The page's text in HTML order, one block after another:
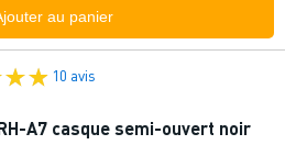
au panier
10 avis
A7 casque semi-ouvert noir